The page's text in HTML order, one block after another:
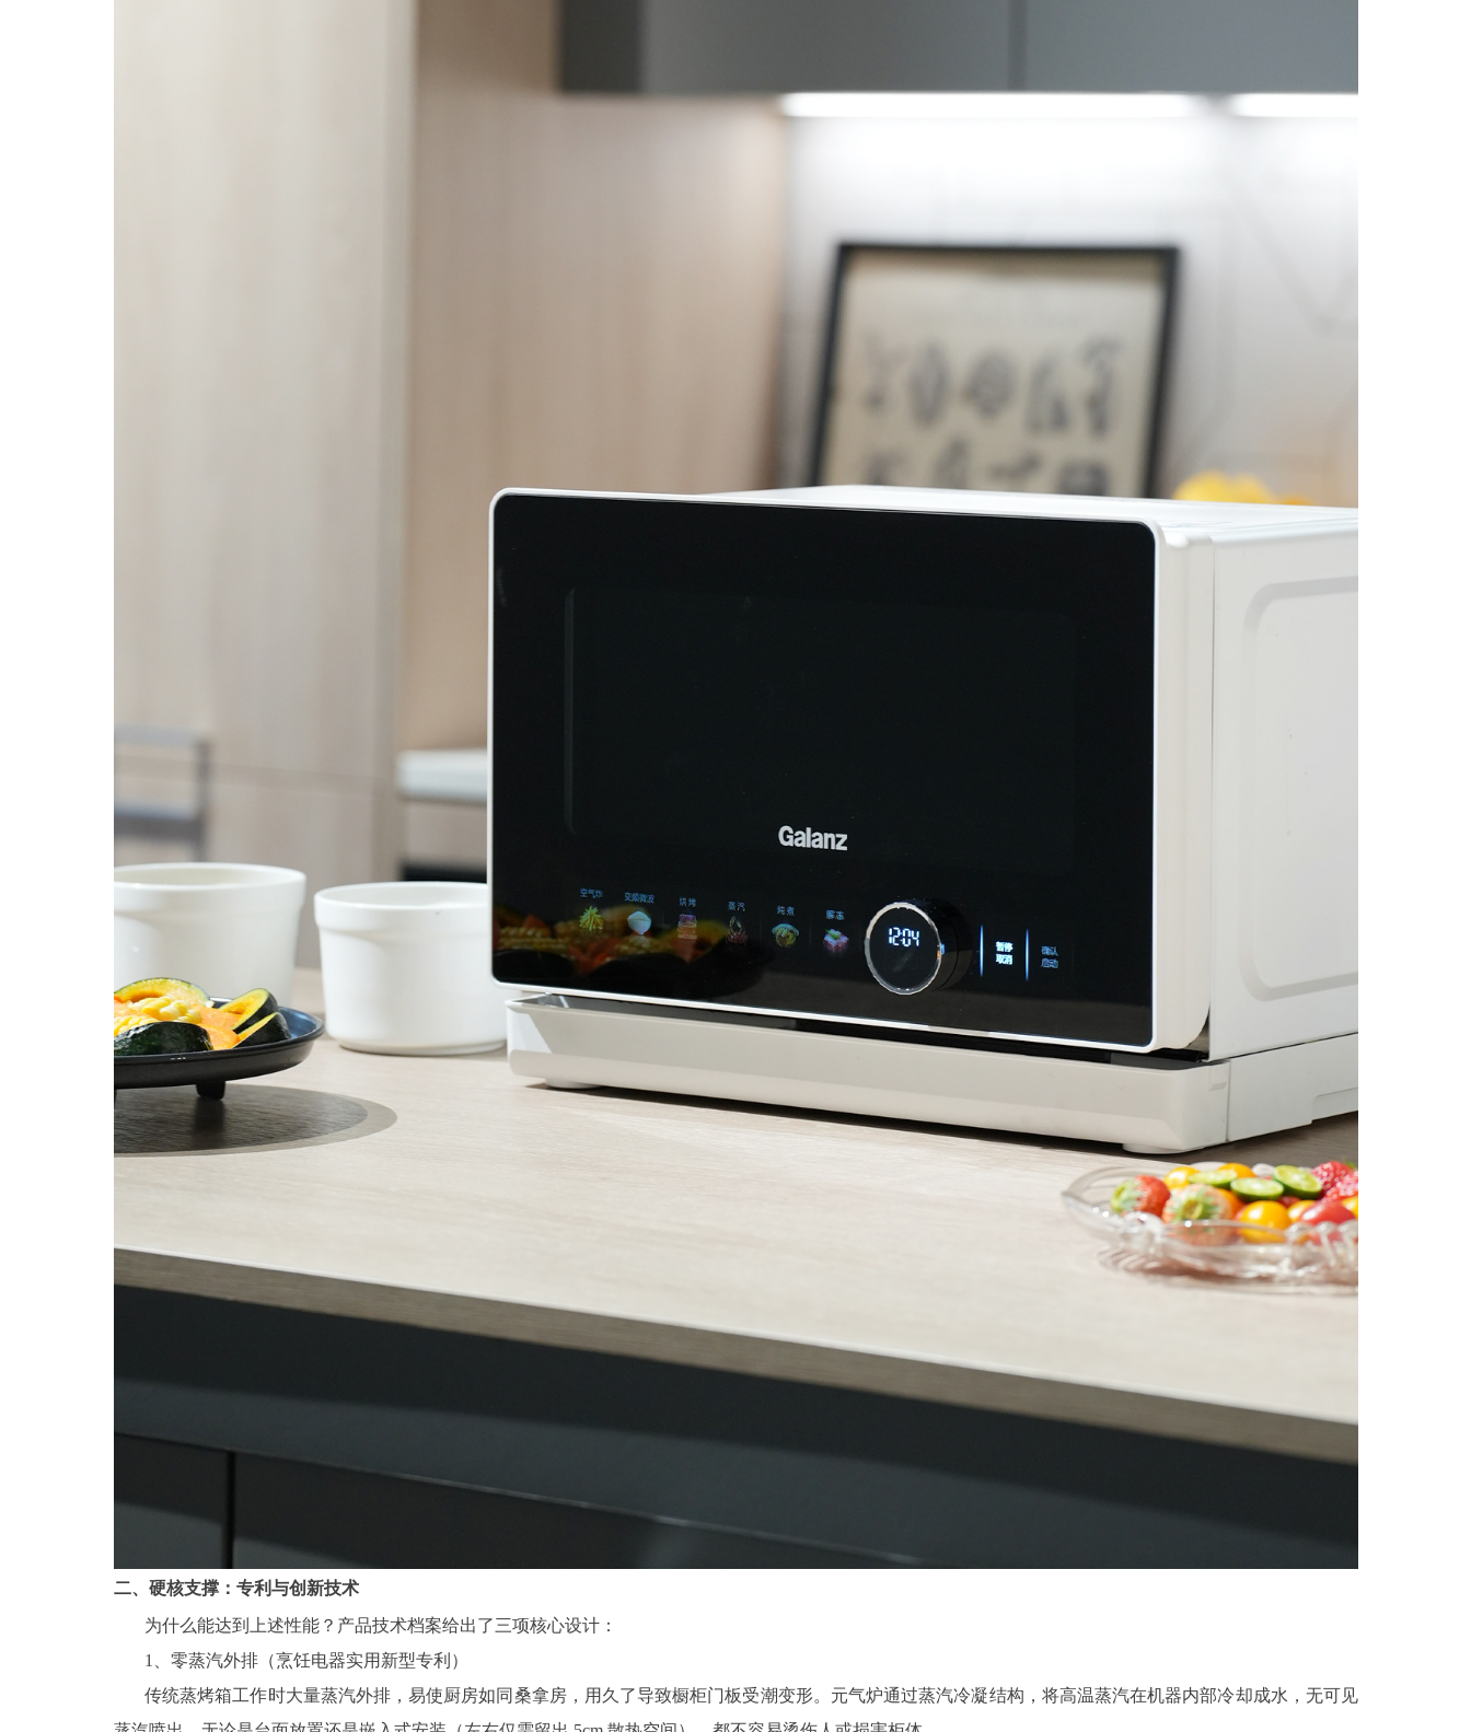
二、硬核支撑：专利与创新技术
为什么能达到上述性能？产品技术档案给出了三项核心设计：
1、零蒸汽外排（烹饪电器实用新型专利）
传统蒸烤箱工作时大量蒸汽外排，易使厨房如同桑拿房，用久了导致橱柜门板受潮变形。元气炉通过蒸汽冷凝结构，将高温蒸汽在机器内部冷却成水，无可见